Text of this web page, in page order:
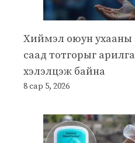
Хиймэл оюун ухааны
саад тотгорыг
хэлэлцэж байна
8 сар 5, 2026